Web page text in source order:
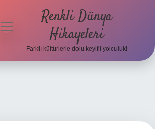
menüyü
Renkli Dünya
Hikayeleri
Farklı kültürlerle dolu keyifli yolculuk!